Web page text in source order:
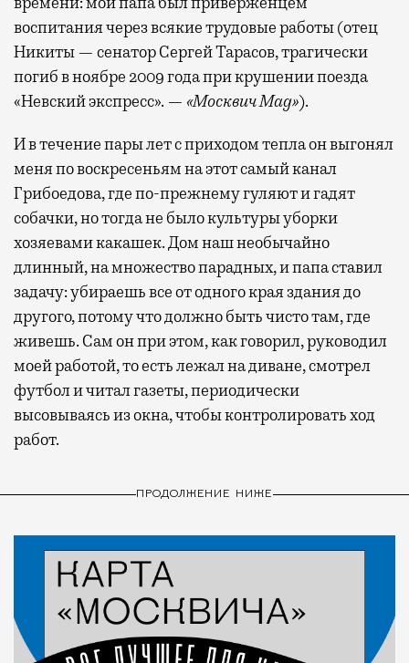
воспитания через всякие трудовые работы (отец
Никиты — сенатор Сергей Тарасов, трагически
погиб в ноябре 2009 года при крушении поезда
«Невский экспресс». — «Москвич Mag»).
И в течение пары лет с приходом тепла он выгонял
меня по воскресеньям на этот самый канал
Грибоедова, где по-прежнему гуляют и гадят
собачки, но тогда не было культуры уборки
хозяевами какашек. Дом наш необычайно
длинный, на множество парадных, и папа ставил
задачу: убираешь все от одного края здания до
другого, потому что должно быть чисто там, где
живешь. Сам он при этом, как говорил, руководил
моей работой, то есть лежал на диване, смотрел
футбол и читал газеты, периодически
высовываясь из окна, чтобы контролировать ход
работ.
ПРОДОЛЖЕНИЕ НИЖЕ